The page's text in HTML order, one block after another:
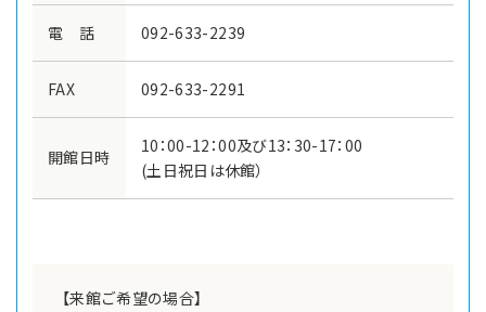
電 話 092-633-2239
FAX 092-633-2291
開館日時
10：00-12：00及び13：30-17：00
(土日祝日は休館）
【来館ご希望の場合】